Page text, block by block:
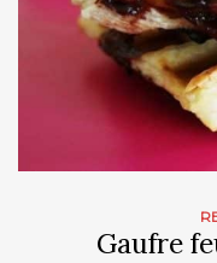
Gaufre